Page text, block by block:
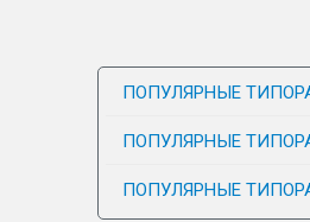
ПОПУЛЯРНЫЕ
ПОПУЛЯРНЫЕ
ПОПУЛЯРНЫЕ